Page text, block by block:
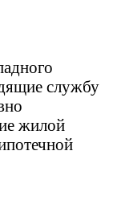
службу
жилой